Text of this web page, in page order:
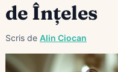
de Înțeles
Scris de Alin Ciocan